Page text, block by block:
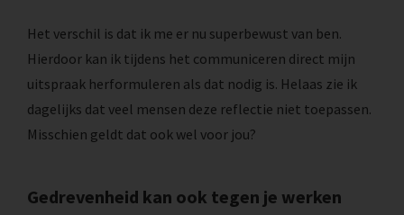
Het verschil is dat ik me er nu superbewust van ben.
Hierdoor kan ik tijdens het communiceren direct mijn
uitspraak herformuleren als dat nodig is. Helaas zie ik
dagelijks dat veel mensen deze reflectie niet toepassen.
Misschien geldt dat ook wel voor jou?
Gedrevenheid kan ook tegen je werken